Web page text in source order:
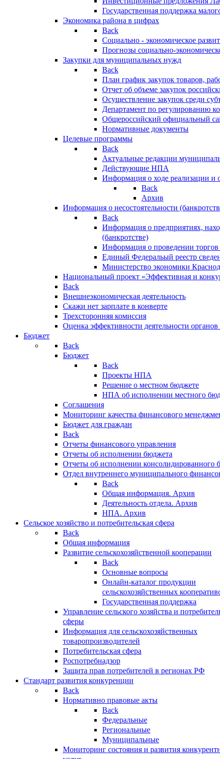
Государственная поддержка
Экономика района в цифрах
Back
Социально - экономическое
Прогнозы социально-
Закупки для муниципальных нужд
Back
План график закупок товаров,
Отчет об объеме закупок
Осуществление закупок среди
Департамент по регулированию
Общероссийский официальный
Нормативные документы
Целевые программы
Back
Актуальные редакции
Действующие НПА
Информация о ходе реализации
Back
Архив
Информация о несостоятельности
Back
Информация о предприятиях,
(банкротстве)
Информация о проведении
Единый Федеральый реестр
Министерство экономики
Национальный проект «Эффективная и
Back
Внешнеэкономическая деятельность
Скажи нет зарплате в конверте
Трехсторонняя комиссия
Оценка эффективности деятельности
Бюджет
Back
Бюджет
Back
Проекты НПА
Решение о местном бюджете
НПА об исполнении местного
Соглашения
Мониторинг качества финансового
Бюджет для граждан
Back
Отчеты финансового управления
Отчеты об исполнении бюджета
Отчеты об исполнении консолидированного
Отдел внутреннего муниципального
Back
Общая информация. Архив
Деятельность отдела. Архив
НПА. Архив
Сельское хозяйство и потребительская сфера
Back
Общая информация
Развитие сельскохозяйственной кооперации
Back
Основные вопросы
Онлайн-каталог продукции
сельскохозяйственных
Государственная поддержка
Управление сельского хозяйства и
сферы
Информация для сельскохозяйственных
товаропроизводителей
Потребительская сфера
Роспотребнадзор
Защита прав потребителей в регионах РФ
Стандарт развития конкуренции
Back
Нормативно правовые акты
Back
Федеральные
Региональные
Муниципальные
Мониторинг состояния и развития